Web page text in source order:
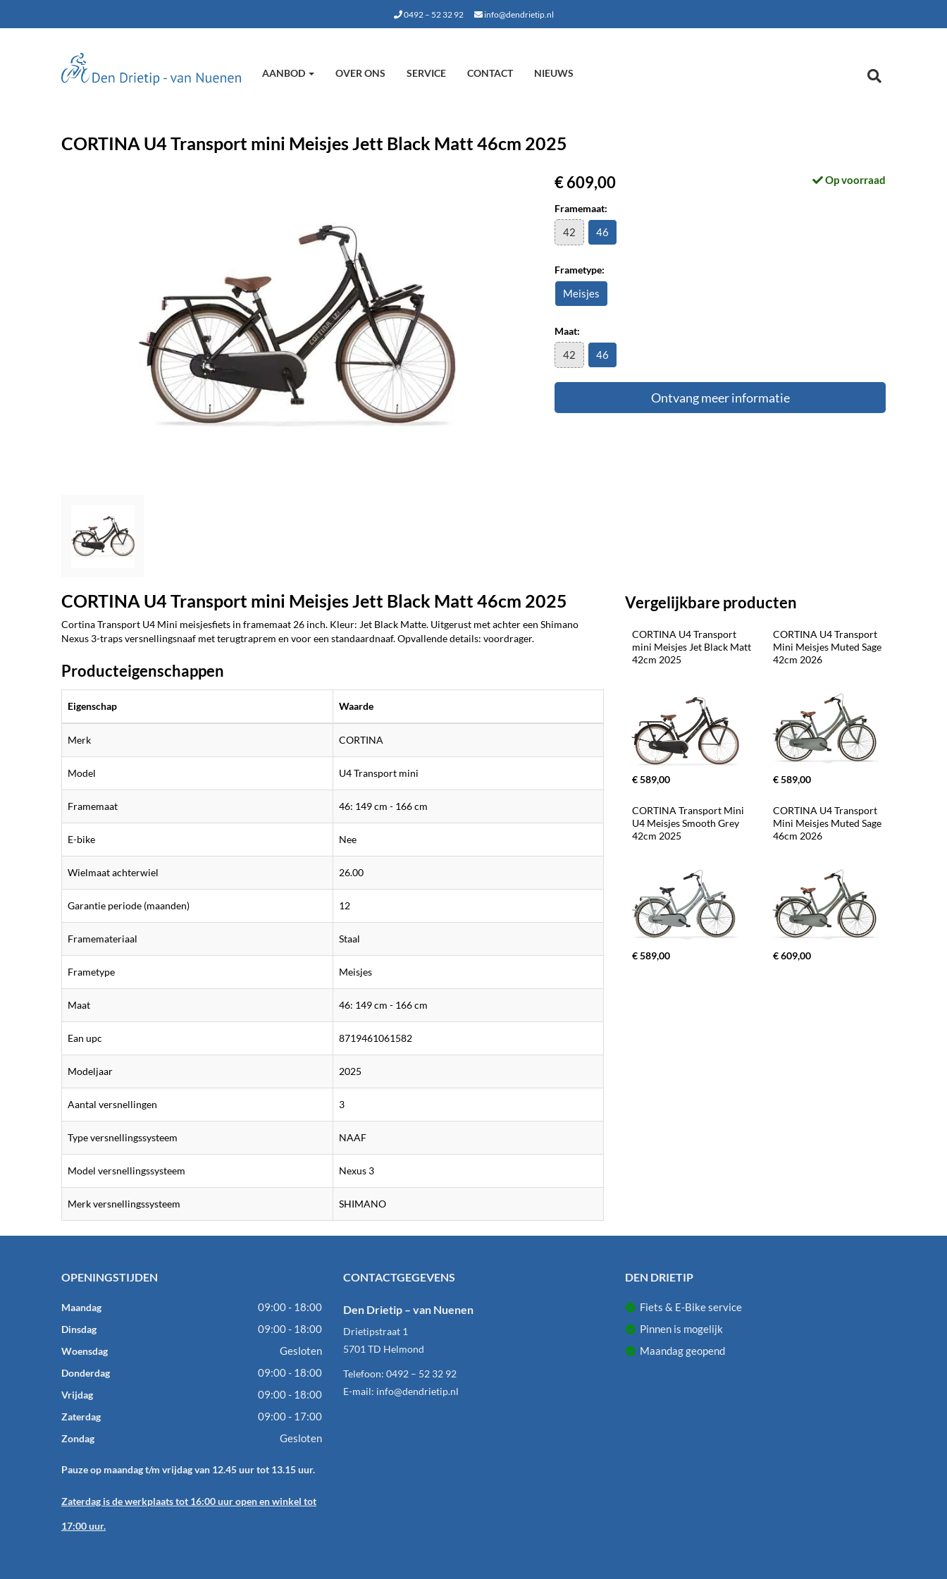
0492 – 52 32 92 info@dendrietip.nl
AANBOD OVER ONS SERVICE CONTACT NIEUWS
CORTINA U4 Transport mini Meisjes Jett Black Matt 46cm 2025
€ 609,00 Op voorraad
Framemaat:
42 46
Frametype:
Meisjes
Maat:
42 46
Ontvang meer informatie
CORTINA U4 Transport mini Meisjes Jett Black Matt 46cm 2025
Cortina Transport U4 Mini meisjesfiets in framemaat 26 inch. Kleur: Jet Black Matte. Uitgerust met achter een Shimano
Nexus 3-traps versnellingsnaaf met terugtraprem en voor een standaardnaaf. Opvallende details: voordrager.
Producteigenschappen
Eigenschap Waarde
Merk CORTINA
Model U4 Transport mini
Framemaat 46: 149 cm - 166 cm
E-bike Nee
Wielmaat achterwiel 26.00
Garantie periode (maanden) 12
Framemateriaal Staal
Frametype Meisjes
Maat 46: 149 cm - 166 cm
Ean upc 8719461061582
Modeljaar 2025
Aantal versnellingen 3
Type versnellingssysteem NAAF
Model versnellingssysteem Nexus 3
Merk versnellingssysteem SHIMANO
Vergelijkbare producten
CORTINA U4 Transport
mini Meisjes Jet Black Matt
42cm 2025
€ 589,00
CORTINA U4 Transport
Mini Meisjes Muted Sage
42cm 2026
€ 589,00
CORTINA Transport Mini
U4 Meisjes Smooth Grey
42cm 2025
€ 589,00
CORTINA U4 Transport
Mini Meisjes Muted Sage
46cm 2026
€ 609,00
OPENINGSTIJDEN
Maandag 09:00 - 18:00
Dinsdag 09:00 - 18:00
Woensdag Gesloten
Donderdag 09:00 - 18:00
Vrijdag 09:00 - 18:00
Zaterdag 09:00 - 17:00
Zondag Gesloten
Pauze op maandag t/m vrijdag van 12.45 uur tot 13.15 uur.
Zaterdag is de werkplaats tot 16:00 uur open en winkel tot
17:00 uur.
CONTACTGEGEVENS
Den Drietip – van Nuenen
Drietipstraat 1
5701 TD Helmond
Telefoon: 0492 – 52 32 92
E-mail: info@dendrietip.nl
DEN DRIETIP
Fiets & E-Bike service
Pinnen is mogelijk
Maandag geopend